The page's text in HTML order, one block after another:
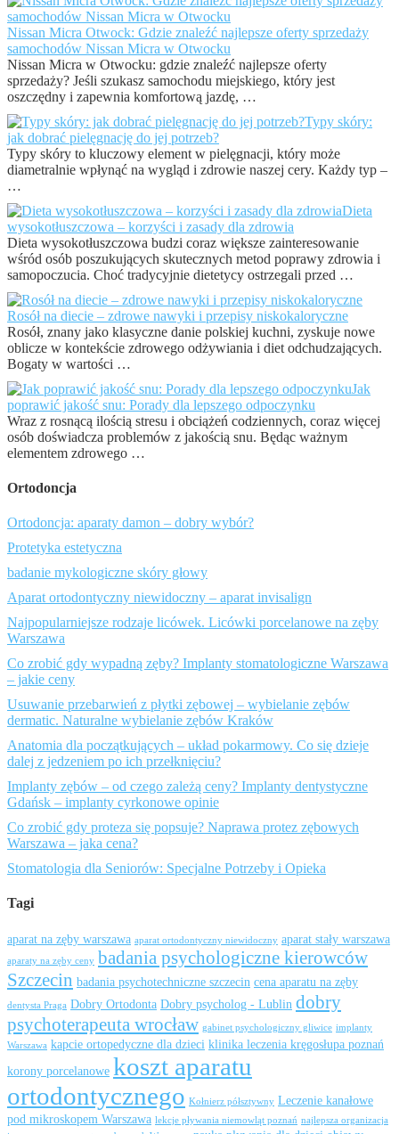
Nissan Micra Otwock: Gdzie znaleźć najlepsze oferty sprzedaży
samochodów Nissan Micra w Otwocku
Nissan Micra w Otwocku: gdzie znaleźć najlepsze oferty
sprzedaży? Jeśli szukasz samochodu miejskiego, który jest
oszczędny i zapewnia komfortową jazdę, …
Typy skóry:
jak dobrać pielęgnację do jej potrzeb?
Typy skóry to kluczowy element w pielęgnacji, który może
diametralnie wpłynąć na wygląd i zdrowie naszej cery. Każdy typ –
…
Dieta
wysokotłuszczowa – korzyści i zasady dla zdrowia
Dieta wysokotłuszczowa budzi coraz większe zainteresowanie
wśród osób poszukujących skutecznych metod poprawy zdrowia i
samopoczucia. Choć tradycyjnie dietetycy ostrzegali przed …
Rosół na diecie – zdrowe nawyki i przepisy niskokaloryczne
Rosół, znany jako klasyczne danie polskiej kuchni, zyskuje nowe
oblicze w kontekście zdrowego odżywiania i diet odchudzających.
Bogaty w wartości …
Jak
poprawić jakość snu: Porady dla lepszego odpoczynku
Wraz z rosnącą ilością stresu i obciążeń codziennych, coraz więcej
osób doświadcza problemów z jakością snu. Będąc ważnym
elementem zdrowego …
Ortodoncja
Ortodoncja: aparaty damon – dobry wybór?
Protetyka estetyczna
badanie mykologiczne skóry głowy
Aparat ortodontyczny niewidoczny – aparat invisalign
Najpopularniejsze rodzaje licówek. Licówki porcelanowe na zęby
Warszawa
Co zrobić gdy wypadną zęby? Implanty stomatologiczne Warszawa
– jakie ceny
Usuwanie przebarwień z płytki zębowej – wybielanie zębów
dermatic. Naturalne wybielanie zębów Kraków
Anatomia dla początkujących – układ pokarmowy. Co się dzieje
dalej z jedzeniem po ich przełknięciu?
Implanty zębów – od czego zależą ceny? Implanty dentystyczne
Gdańsk – implanty cyrkonowe opinie
Co zrobić gdy proteza się popsuje? Naprawa protez zębowych
Warszawa – jaka cena?
Stomatologia dla Seniorów: Specjalne Potrzeby i Opieka
Tagi
aparat na zęby warszawa aparat ortodontyczny niewidoczny aparat stały warszawa
aparaty na zęby ceny badania psychologiczne kierowców
Szczecin badania psychotechniczne szczecin cena aparatu na zęby
dentysta Praga Dobry Ortodonta Dobry psycholog - Lublin dobry
psychoterapeuta wrocław gabinet psychologiczny gliwice implanty
Warszawa kapcie ortopedyczne dla dzieci klinika leczenia kręgosłupa poznań
korony porcelanowe koszt aparatu
ortodontycznego Kołnierz półsztywny Leczenie kanałowe
pod mikroskopem Warszawa lekcje pływania niemowląt poznań najlepsza organizacja